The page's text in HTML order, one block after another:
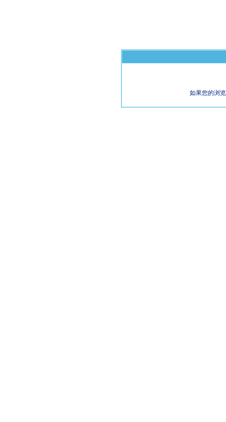
如果您的浏